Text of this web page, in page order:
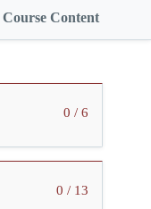
Course Content
0 / 6
0 / 13